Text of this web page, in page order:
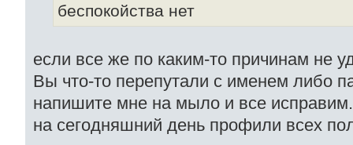
беспокойства нет
если все же по каким-то причинам не
Вы что-то перепутали с именем либо
напишите мне на мыло и все исправим.
на сегодняшний день профили всех